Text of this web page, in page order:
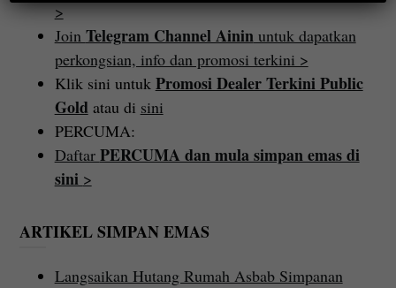
>
Join Telegram Channel Aininuntuk dapatkan
perkongsian, info dan promosi terkini >
Klik sini untuk Promosi Dealer Terkini Public
Goldatau di sini
PERCUMA:
Daftar PERCUMA dan mula simpan emas di
sini >
ARTIKEL SIMPAN EMAS
Langsaikan Hutang Rumah Asbab Simpanan